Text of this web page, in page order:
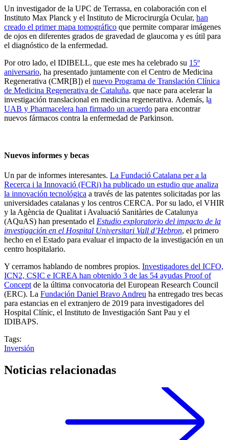
Un investigador de la UPC de Terrassa, en colaboración con el
Instituto Max Planck y el Instituto de Microcirurgía Ocular, han
creado el primer mapa tomográfico que permite comparar imágenes
de ojos en diferentes grados de gravedad de glaucoma y es útil para
el diagnóstico de la enfermedad.
Por otro lado, el IDIBELL, que este mes ha celebrado su 15º
aniversario, ha presentado juntamente con el Centro de Medicina
Regenerativa (CMR[B]) el nuevo Programa de Translación Clínica
de Medicina Regenerativa de Cataluña, que nace para acelerar la
investigación translacional en medicina regenerativa. Además, la
UAB y Pharmacelera han firmado un acuerdo para encontrar
nuevos fármacos contra la enfermedad de Parkinson.
Nuevos informes y becas
Un par de informes interesantes. La Fundació Catalana per a la
Recerca i la Innovació (FCRi) ha publicado un estudio que analiza
la innovación tecnológica a través de las patentes solicitadas por las
universidades catalanas y los centros CERCA. Por su lado, el VHIR
y la Agència de Qualitat i Avaluació Sanitàries de Catalunya
(AQuAS) han presentado el Estudio exploratorio del impacto de la
investigación en el Hospital Universitari Vall d’Hebron, el primero
hecho en el Estado para evaluar el impacto de la investigación en un
centro hospitalario.
Y cerramos hablando de nombres propios. Investigadores del ICFO,
ICN2, CSIC e ICREA han obtenido 3 de las 54 ayudas Proof of
Concept de la última convocatoria del European Research Council
(ERC). La Fundación Daniel Bravo Andreu ha entregado tres becas
para estancias en el extranjero de 2019 para investigadores del
Hospital Clínic, el Instituto de Investigación Sant Pau y el
IDIBAPS.
Tags:
Inversión
Noticias relacionadas